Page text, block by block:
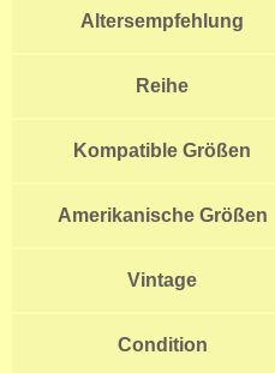
Altersempfehlung
Reihe
Kompatible Größen
Amerikanische Größen
Vintage
Condition